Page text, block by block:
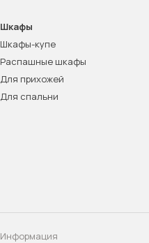
Шкафы
Шкафы-купе
Распашные шкафы
Для прихожей
Для спальни
Информация